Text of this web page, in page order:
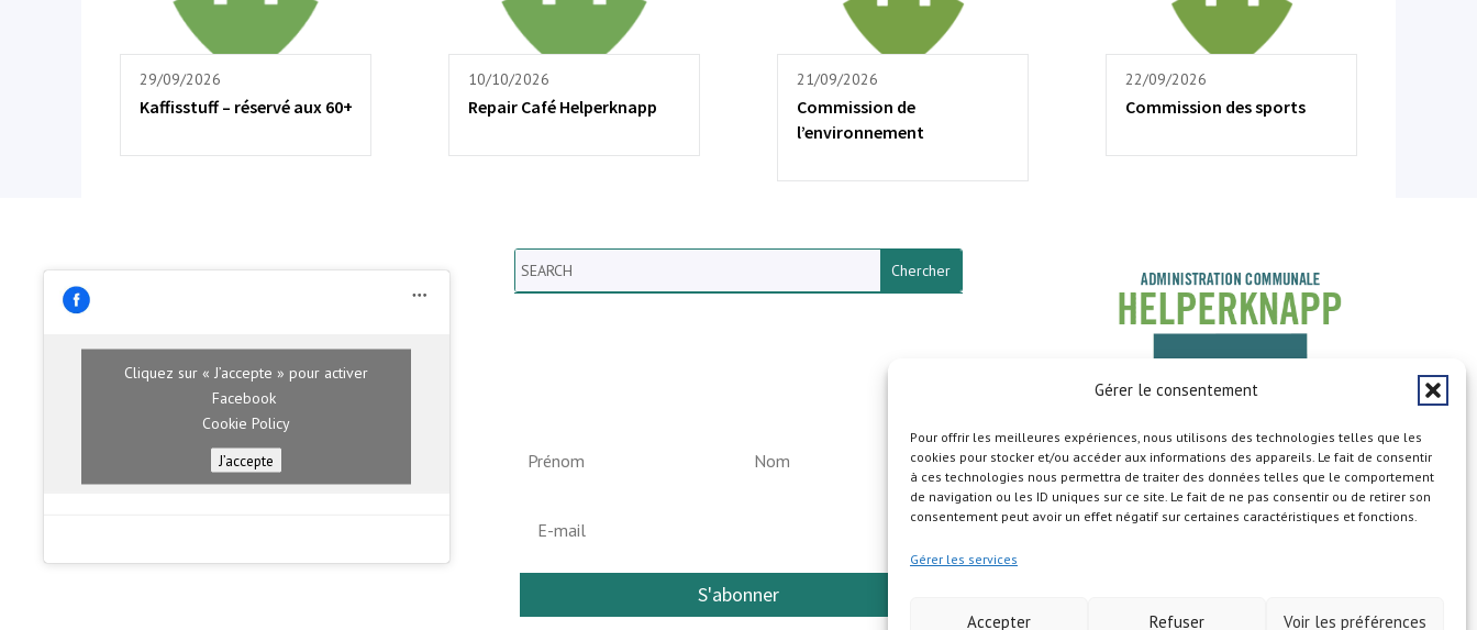
Gérer le consentement
Pour offrir les meilleures expériences, nous utilisons des technologies telles que les
cookies pour stocker et/ou accéder aux informations des appareils. Le fait de consentir
à ces technologies nous permettra de traiter des données telles que le comportement
de navigation ou les ID uniques sur ce site. Le fait de ne pas consentir ou de retirer son
consentement peut avoir un effet négatif sur certaines caractéristiques et fonctions.
Gérer les services
Accepter Refuser Voir les préférences
29/09/2026
Kaffisstuff – réservé aux 60+
10/10/2026
Repair Café Helperknapp
21/09/2026
Commission de
l’environnement
22/09/2026
Commission des sports
Cliquez sur « J’accepte » pour activer
Facebook
Cookie Policy
J’accepte
Search
S'abonner